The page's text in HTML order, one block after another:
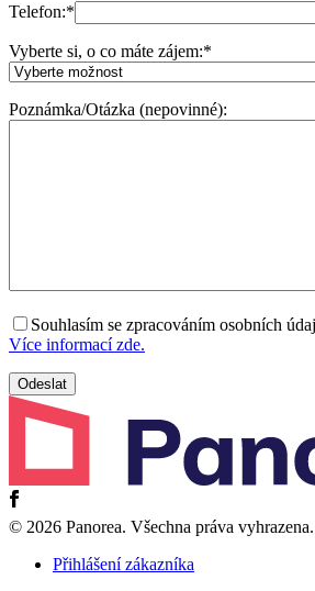
Telefon:*
Vyberte si, o co máte zájem:*
Poznámka/Otázka (nepovinné):
Souhlasím se zpracováním osobních
Více informací zde.
© 2026 Panorea. Všechna práva vyhrazena.
Přihlášení zákazníka